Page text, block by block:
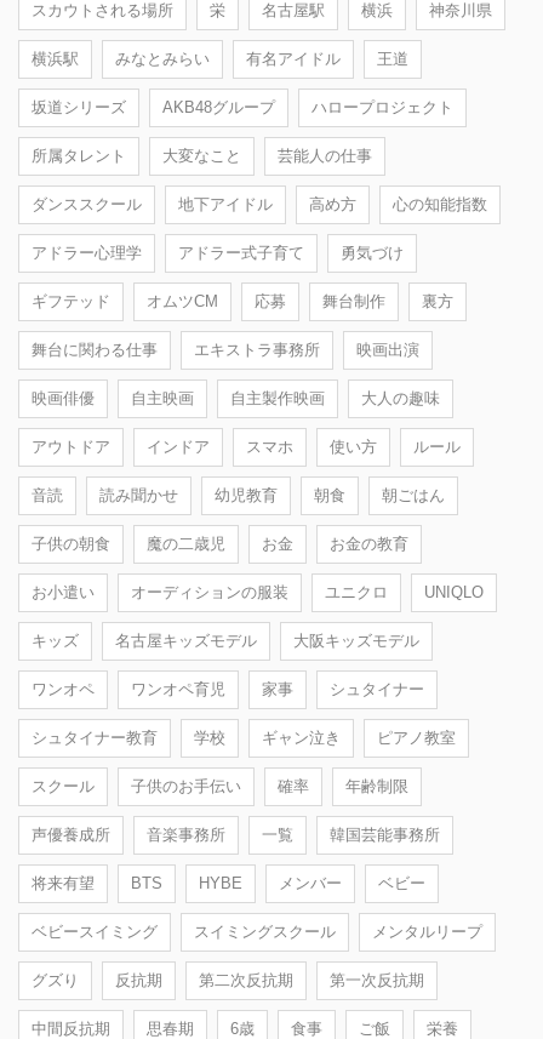
スカウトされる場所 栄 名古屋駅 横浜 神奈川県
横浜駅 みなとみらい 有名アイドル 王道
坂道シリーズ AKB48グループ ハロープロジェクト
所属タレント 大変なこと 芸能人の仕事
ダンススクール 地下アイドル 高め方 心の知能指数
アドラー心理学 アドラー式子育て 勇気づけ
ギフテッド オムツCM 応募 舞台制作 裏方
舞台に関わる仕事 エキストラ事務所 映画出演
映画俳優 自主映画 自主製作映画 大人の趣味
アウトドア インドア スマホ 使い方 ルール
音読 読み聞かせ 幼児教育 朝食 朝ごはん
子供の朝食 魔の二歳児 お金 お金の教育
お小遣い オーディションの服装 ユニクロ UNIQLO
キッズ 名古屋キッズモデル 大阪キッズモデル
ワンオペ ワンオペ育児 家事 シュタイナー
シュタイナー教育 学校 ギャン泣き ピアノ教室
スクール 子供のお手伝い 確率 年齢制限
声優養成所 音楽事務所 一覧 韓国芸能事務所
将来有望 BTS HYBE メンバー ベビー
ベビースイミング スイミングスクール メンタルリープ
グズり 反抗期 第二次反抗期 第一次反抗期
中間反抗期 思春期 6歳 食事 ご飯 栄養